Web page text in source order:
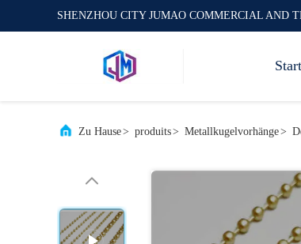
SHENZHOU CITY JUMAO COMMERCIAL AND
Zu Hause> produits> Metallkugelvorhänge>